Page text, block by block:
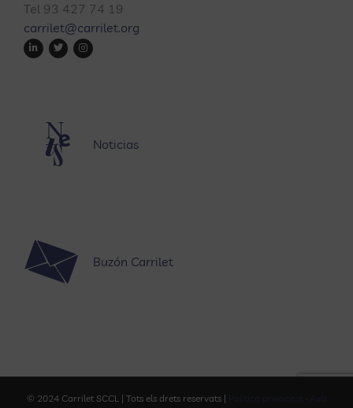
Tel 93 427 74 19
carrilet@carrilet.org
Noticias
Buzón Carrilet
© 2024 Carrilet SCCL | Tots els drets reservats | Política privacitat ·